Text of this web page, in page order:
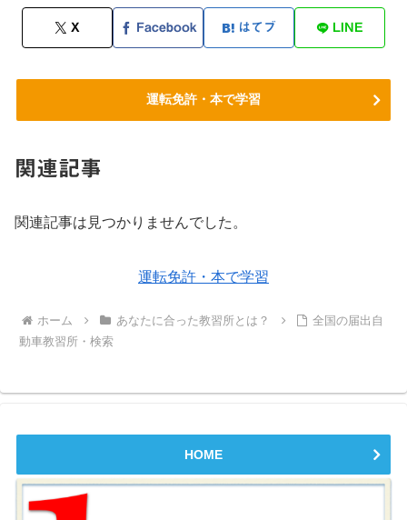
X Facebook はてブ LINE
運転免許・本で学習
関連記事
関連記事は見つかりませんでした。
運転免許・本で学習
ホーム あなたに合った教習所とは？
全国の届出自
動車教習所・検索
HOME